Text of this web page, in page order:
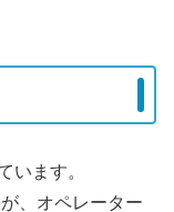
います。
、オペレーター